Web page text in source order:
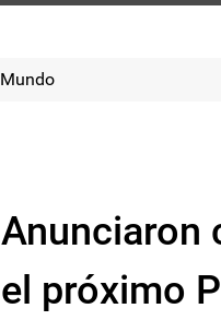
Mundo
Anunciaron
el próximo